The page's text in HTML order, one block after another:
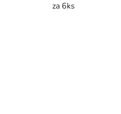
za 6ks